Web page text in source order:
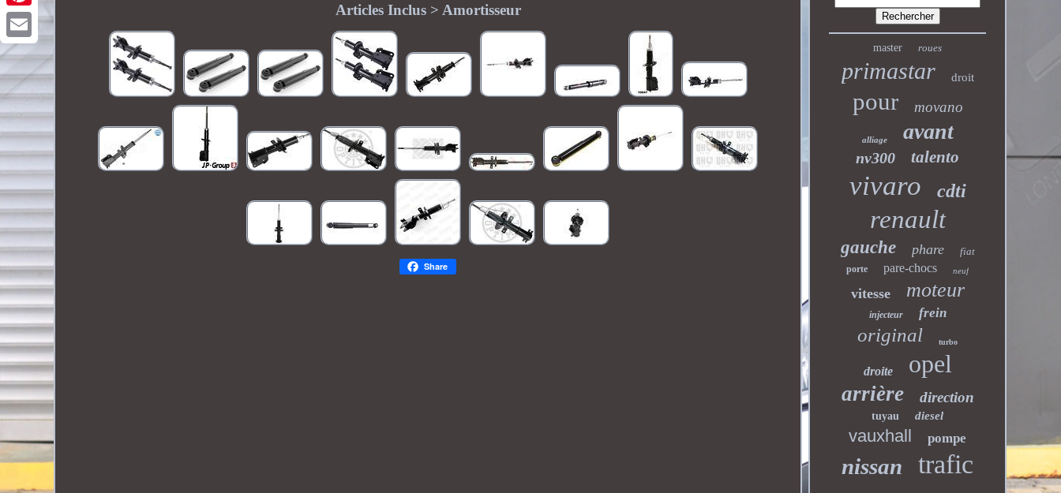
Articles Inclus > Amortisseur
Share
master roues
primastar droit
pour movano
alliage avant
nv300 talento
vivaro cdti
renault
gauche phare fiat
porte pare-chocs neuf
vitesse moteur
injecteur frein
original turbo
droite opel
arrière direction
tuyau diesel
vauxhall pompe
nissan trafic